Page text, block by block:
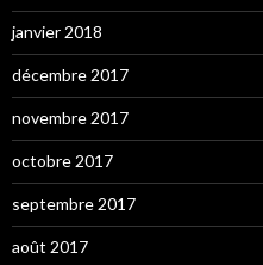
janvier 2018
décembre 2017
novembre 2017
octobre 2017
septembre 2017
août 2017